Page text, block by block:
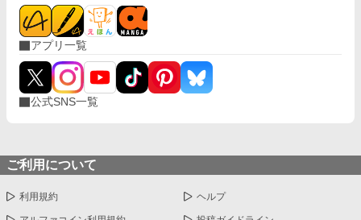
アプリ一覧
公式SNS一覧
ご利用について
利用規約 ヘルプ